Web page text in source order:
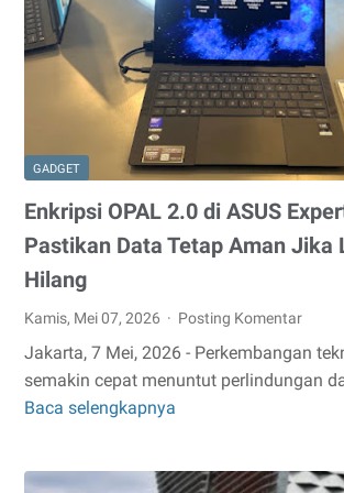
Tujuan,
dan
Kontribusinya
dalam
Pendidikan
Indonesia
GADGET
Enkripsi OPAL 2.0 di ASUS
Pastikan Data Tetap Aman Jika
Hilang
Kamis, Mei 07, 2026 Posting Komentar
Jakarta, 7 Mei, 2026 - Perkembangan
semakin cepat menuntut perlindungan
Baca selengkapnya